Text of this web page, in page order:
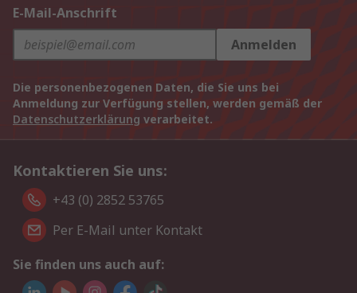
E-Mail-Anschrift
Anmelden
Die personenbezogenen Daten, die Sie uns bei
Anmeldung zur Verfügung stellen, werden gemäß der
Datenschutzerklärung verarbeitet.
Kontaktieren Sie uns:
+43 (0) 2852 53765
Per E-Mail unter Kontakt
Sie finden uns auch auf: